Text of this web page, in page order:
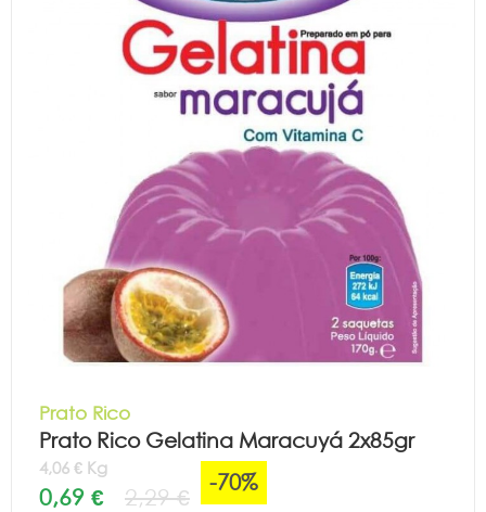
Prato Rico
Prato Rico Gelatina Maracuyá 2x85gr
4,06 € Kg
0,69 € 2,29 €
-70%